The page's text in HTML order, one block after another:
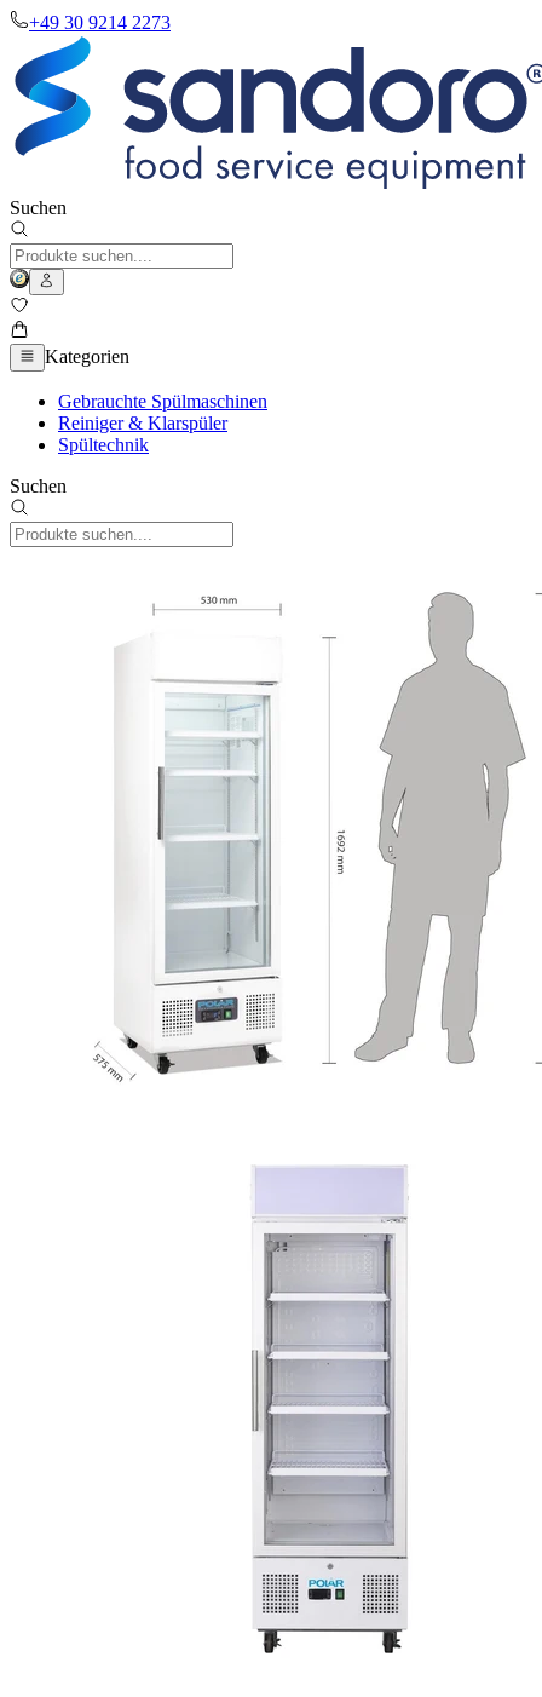
+49 30 9214 2273
Suchen
Kategorien
Gebrauchte Spülmaschinen
Reiniger & Klarspüler
Spültechnik
Suchen